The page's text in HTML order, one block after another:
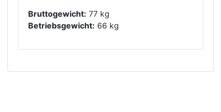
Bruttogewicht: 77 kg
Betriebsgewicht: 66 kg